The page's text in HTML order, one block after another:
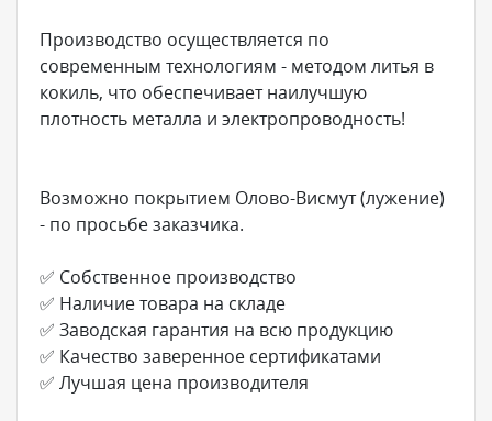
Производство осуществляется по
современным технологиям - методом литья в
кокиль, что обеспечивает наилучшую
плотность металла и электропроводность!
Возможно покрытием Олово-Висмут (лужение)
- по просьбе заказчика.
✅ Собственное производство
✅ Наличие товара на складе
✅ Заводская гарантия на всю продукцию
✅ Качество заверенное сертификатами
✅ Лучшая цена производителя